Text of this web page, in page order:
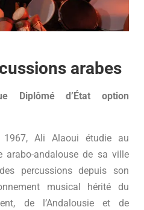
arabes
Diplômé d’État option
Ali Alaoui étudie au
arabo-andalouse de sa ville
percussions depuis son
musical hérité du
de l’Andalousie et de